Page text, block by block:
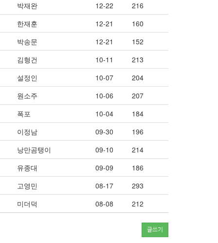
박재완 12-22
216
한재훈 12-21
160
박송문 12-21
152
김형건 10-11
213
설정인 10-07
204
원소주 10-06
207
폭포 10-04
184
이정남 09-30
196
낭만곰탱이 09-10
214
유종대 09-09
186
고영민 08-17
293
미더덕 08-08 212
글쓰기